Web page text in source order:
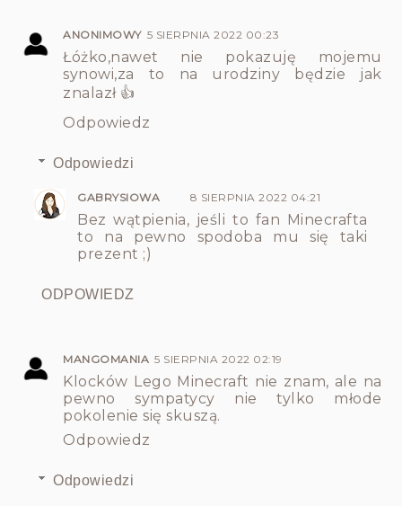
ANONIMOWY 5 SIERPNIA 2022 00:23
Łóżko,nawet nie pokazuję mojemu
synowi,za to na urodziny będzie jak
znalazł 👍
Odpowiedz
Odpowiedzi
GABRYSIOWA 8 SIERPNIA 2022 04:21
Bez wątpienia, jeśli to fan Minecrafta
to na pewno spodoba mu się taki
prezent ;)
ODPOWIEDZ
MANGOMANIA 5 SIERPNIA 2022 02:19
Klocków Lego Minecraft nie znam, ale na
pewno sympatycy nie tylko młode
pokolenie się skuszą.
Odpowiedz
Odpowiedzi